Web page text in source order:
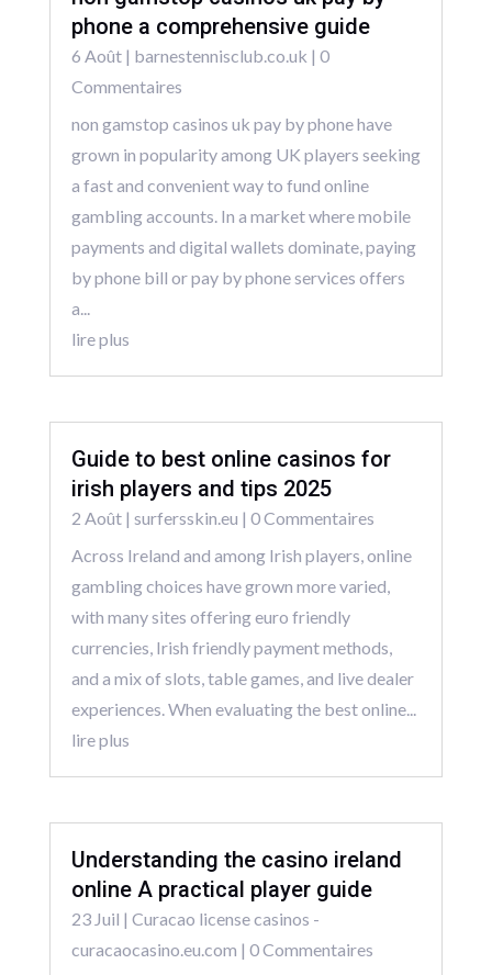
phone a comprehensive guide
6 Août| barnestennisclub.co.uk | 0
Commentaires
non gamstop casinos uk pay by phone have
grown in popularity among UK players seeking
a fast and convenient way to fund online
gambling accounts. In a market where mobile
payments and digital wallets dominate, paying
by phone bill or pay by phone services offers
a...
lire plus
Guide to best online casinos for
irish players and tips 2025
2 Août| surfersskin.eu | 0 Commentaires
Across Ireland and among Irish players, online
gambling choices have grown more varied,
with many sites offering euro friendly
currencies, Irish friendly payment methods,
and a mix of slots, table games, and live dealer
experiences. When evaluating the best online...
lire plus
Understanding the casino ireland
online A practical player guide
23 Juil | Curacao license casinos -
curacaocasino.eu.com | 0 Commentaires